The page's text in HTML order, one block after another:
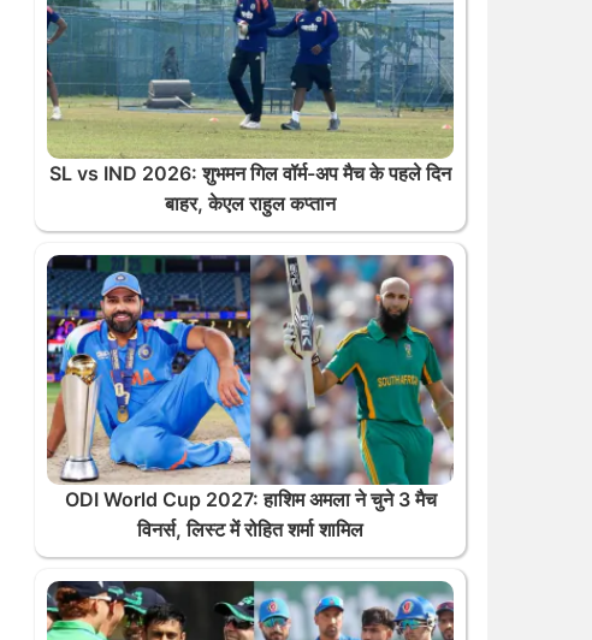
SL vs IND 2026: शुभमन गिल वॉर्म-अप मैच के पहले दिन
बाहर, केएल राहुल कप्तान
ODI World Cup 2027: हाशिम अमला ने चुने 3 मैच
विनर्स, लिस्ट में रोहित शर्मा शामिल